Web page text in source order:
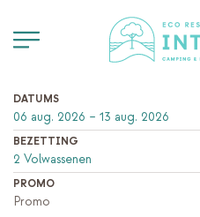
DATUMS
BEZETTING
PROMO